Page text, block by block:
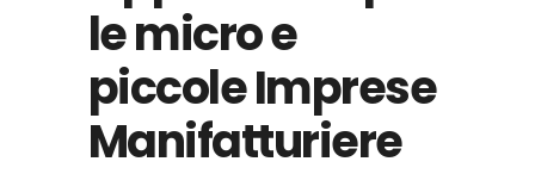
le micro e
piccole Imprese
Manifatturiere